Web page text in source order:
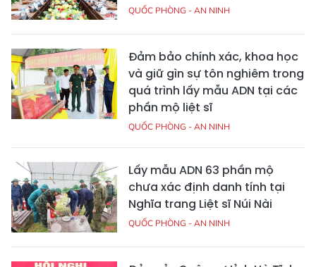
QUỐC PHÒNG - AN NINH
Đảm bảo chính xác, khoa học
và giữ gìn sự tôn nghiêm trong
quá trình lấy mẫu ADN tại các
phần mộ liệt sĩ
QUỐC PHÒNG - AN NINH
Lấy mẫu ADN 63 phần mộ
chưa xác định danh tính tại
Nghĩa trang Liệt sĩ Núi Nài
QUỐC PHÒNG - AN NINH